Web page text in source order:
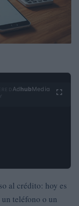
Ad hubMedia
al crédito: hoy es
un teléfono o un